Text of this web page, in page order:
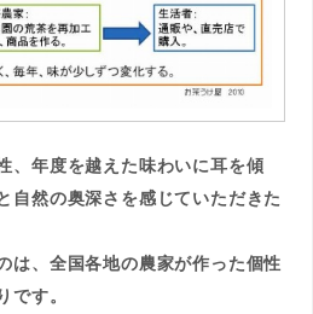
、年度を越えた味わいに耳を傾
自然の奥深さを感じていただきた
は、全国各地の農家が作った個性
す。